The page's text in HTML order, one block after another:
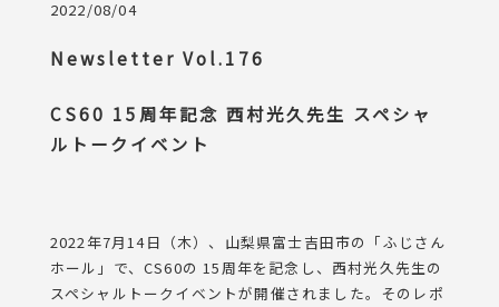
2022/08/04
Newsletter Vol.176
CS60 15周年記念 西村光久先生 スペシャ
ルトークイベント
2022年7月14日（木）、山梨県富士吉田市の「ふじさん
ホール」で、CS60の 15周年を記念し、西村光久先生の
スペシャルトークイベントが開催されました。そのレポ